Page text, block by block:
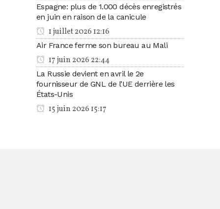
Espagne: plus de 1.000 décès enregistrés
en juin en raison de la canicule
1 juillet 2026 12:16
Air France ferme son bureau au Mali
17 juin 2026 22:44
La Russie devient en avril le 2e
fournisseur de GNL de l’UE derrière les
États-Unis
15 juin 2026 15:17